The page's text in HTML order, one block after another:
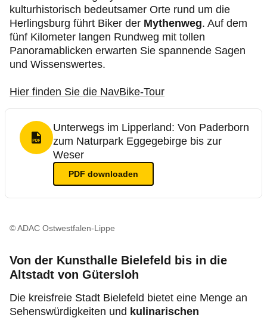
kulturhistorisch bedeutsamer Orte rund um die
Herlingsburg führt Biker der Mythenweg. Auf dem
fünf Kilometer langen Rundweg mit tollen
Panoramablicken erwarten Sie spannende Sagen
und Wissenswertes.
Hier finden Sie die NavBike-Tour
PDF Format
Unterwegs im Lipperland: Von Paderborn
zum Naturpark Eggegebirge bis zur
Weser
PDF downloaden
© ADAC Ostwestfalen-Lippe
Von der Kunsthalle Bielefeld bis in die
Altstadt von Gütersloh
Die kreisfreie Stadt Bielefeld bietet eine Menge an
Sehenswürdigkeiten und kulinarischen